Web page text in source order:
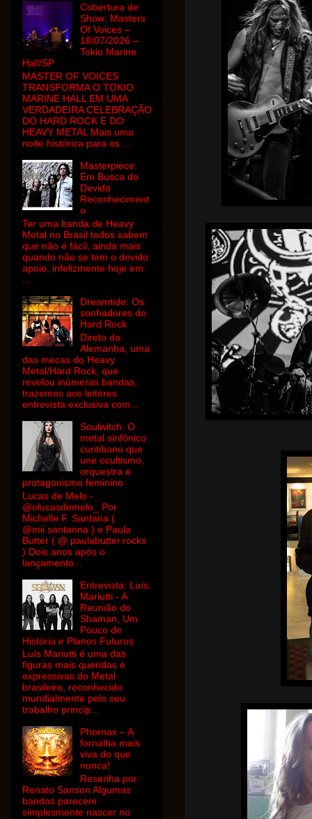
Cobertura de
Show: Masters
Of Voices –
18/07/2026 –
Tokio Marine
Hall/SP
MASTER OF VOICES
TRANSFORMA O TOKIO
MARINE HALL EM UMA
VERDADEIRA CELEBRAÇÃO
DO HARD ROCK E DO
HEAVY METAL Mais uma
noite histórica para os ...
Masterpiece:
Em Busca do
Devido
Reconheciment
o
Ter uma banda de Heavy
Metal no Brasil todos sabem
que não é fácil, ainda mais
quando não se tem o devido
apoio, infelizmente hoje em
Dreamtide: Os
sonhadores do
Hard Rock
Direto da
Alemanha, uma
das mecas do Heavy
Metal/Hard Rock, que
revelou inúmeras bandas,
trazemos aos leitores
entrevista exclusiva com...
Soulwitch: O
metal sinfônico
curitibano que
une ocultismo,
orquestra e
protagonismo feminino
Lucas de Melo -
@olucasdemelo_ Por
Michelle F. Santana (
@mii.santanna ) e Paula
Butter ( @ paulabutter.rocks
) Dois anos após o
lançamento...
Entrevista: Luís
Mariutti - A
Reunião do
Shaman, Um
Pouco de
História e Planos Futuros
Luís Mariutti é uma das
figuras mais queridas e
expressivas do Metal
brasileiro, reconhecido
mundialmente pelo seu
trabalho princip...
Phornax – A
fornalha mais
viva do que
nunca!
Resenha por:
Renato Sanson Algumas
bandas parecem
simplesmente nascer no